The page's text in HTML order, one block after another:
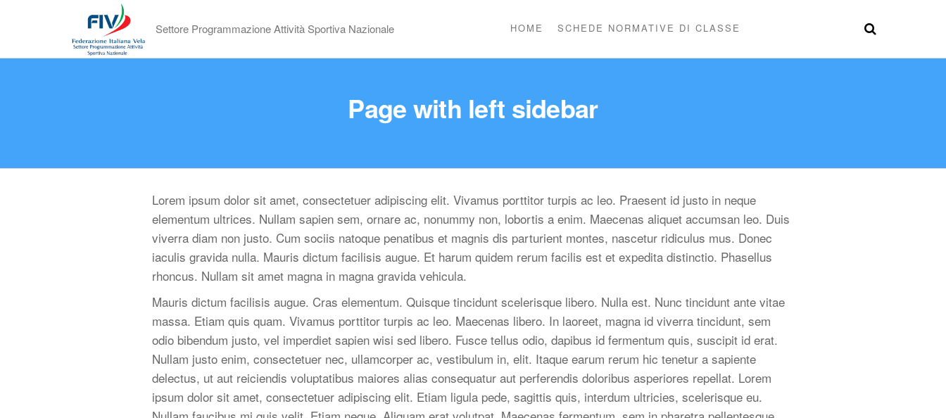
Settore Programmazione Attività Sportiva Nazionale HOME SCHEDE NORMATIVE DI CLASSE
Page with left sidebar
Lorem ipsum dolor sit amet, consectetuer adipiscing elit. Vivamus porttitor turpis ac leo. Praesent id justo in neque
elementum ultrices. Nullam sapien sem, ornare ac, nonummy non, lobortis a enim. Maecenas aliquet accumsan leo. Duis
viverra diam non justo. Cum sociis natoque penatibus et magnis dis parturient montes, nascetur ridiculus mus. Donec
iaculis gravida nulla. Mauris dictum facilisis augue. Et harum quidem rerum facilis est et expedita distinctio. Phasellus
rhoncus. Nullam sit amet magna in magna gravida vehicula.
Mauris dictum facilisis augue. Cras elementum. Quisque tincidunt scelerisque libero. Nulla est. Nunc tincidunt ante vitae
massa. Etiam quis quam. Vivamus porttitor turpis ac leo. Maecenas libero. In laoreet, magna id viverra tincidunt, sem
odio bibendum justo, vel imperdiet sapien wisi sed libero. Fusce tellus odio, dapibus id fermentum quis, suscipit id erat.
Nullam justo enim, consectetuer nec, ullamcorper ac, vestibulum in, elit. Itaque earum rerum hic tenetur a sapiente
delectus, ut aut reiciendis voluptatibus maiores alias consequatur aut perferendis doloribus asperiores repellat. Lorem
ipsum dolor sit amet, consectetuer adipiscing elit. Etiam ligula pede, sagittis quis, interdum ultricies, scelerisque eu.